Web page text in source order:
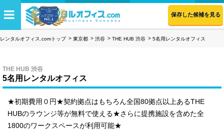
保存した候補を見る
レンタルオフィス.comトップ 東京都 渋谷 THE HUB 渋谷 5名用レンタルオフィス
THE HUB 渋谷
5名用レンタルオフィス
★初期費用０円★契約拠点はもちろん全国80拠点以上あるTHE
HUBのラウンジ等が無料で使える★さらに提携施設を含めた全
1800のワークスペースが利用可能★